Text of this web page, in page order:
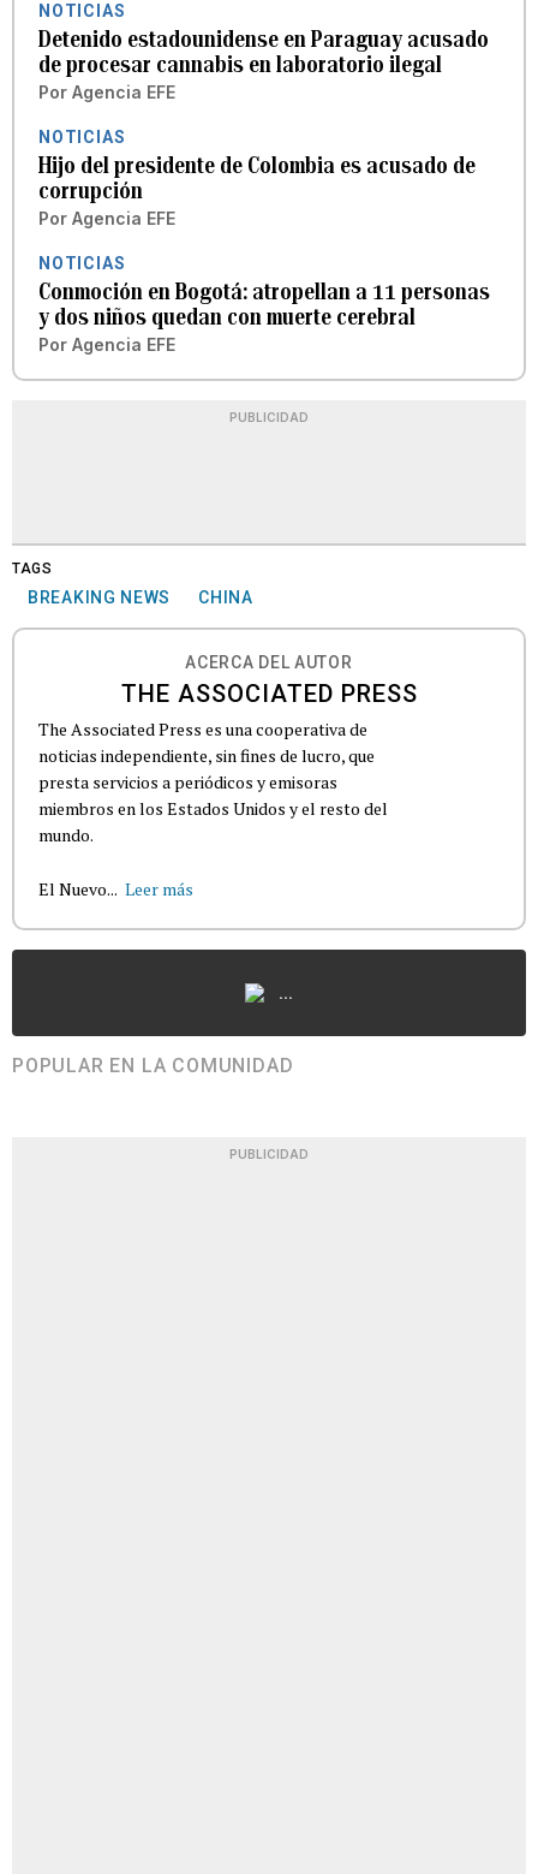
NOTICIAS
Detenido estadounidense en Paraguay acusado
de procesar cannabis en laboratorio ilegal
Por Agencia EFE
NOTICIAS
Hijo del presidente de Colombia es acusado de
corrupción
Por Agencia EFE
NOTICIAS
Conmoción en Bogotá: atropellan a 11 personas
y dos niños quedan con muerte cerebral
Por Agencia EFE
PUBLICIDAD
TAGS
BREAKING NEWS CHINA
ACERCA DEL AUTOR
THE ASSOCIATED PRESS
The Associated Press es una cooperativa de
noticias independiente, sin fines de lucro, que
presta servicios a periódicos y emisoras
miembros en los Estados Unidos y el resto del
mundo.
El Nuevo... Leer más
...
POPULAR EN LA COMUNIDAD
PUBLICIDAD